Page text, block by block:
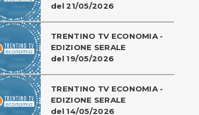
del 21/05/2026
TRENTINO TV ECONOMIA -
EDIZIONE SERALE
del 19/05/2026
TRENTINO TV ECONOMIA -
EDIZIONE SERALE
del 14/05/2026